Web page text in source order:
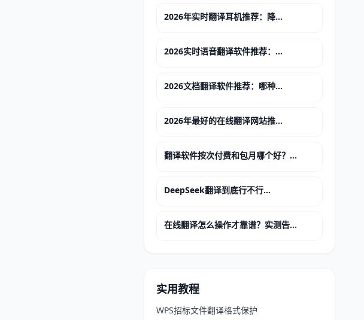
2026年实时翻译耳机推荐：降...
2026实时语音翻译软件推荐：...
2026文档翻译软件推荐：哪种...
2026年最好的在线翻译网站推...
翻译软件按次付费和包月哪个好？...
DeepSeek翻译到底行不行...
在线翻译怎么操作才靠谱？实测告...
实用教程
WPS招标文件翻译格式保护